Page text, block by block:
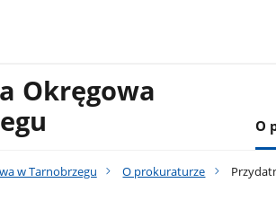
Okręgowa
O
w Tarnobrzegu O prokuraturze